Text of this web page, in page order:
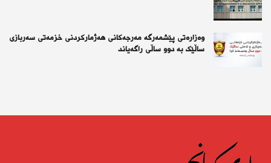
وەزارەتی پێشمەرگە مەرجەکانی هەژمارکردنی خزمەتی سەربازی
ساڵێک بە دوو ساڵی راگەیاند